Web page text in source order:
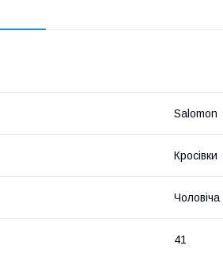
Salomon
Кросівки
Чоловіча
41